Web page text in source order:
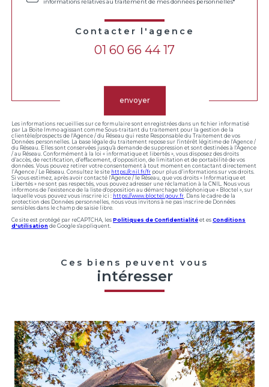
informations relatives au traitement de mes données personnelles*
Contacter l'agence
01 60 66 44 17
envoyer
Les informations recueillies sur ce formulaire sont enregistrées dans un fichier informatisé
par La Boite Immo agissant comme Sous-traitant du traitement pour la gestion de la
clientèle/prospects de l'Agence / du Réseau qui reste Responsable du Traitement de vos
Données personnelles. La base légale du traitement repose sur l'intérêt légitime de l'Agence /
du Réseau. Elles sont conservées jusqu'à demande de suppression et sont destinées à l'Agence
/ au Réseau. Conformément à la loi « informatique et libertés », vous disposez des droits
d’accès, de rectification, d’effacement, d’opposition, de limitation et de portabilité de vos
données. Vous pouvez retirer votre consentement à tout moment en contactant directement
l’Agence / Le Réseau. Consultez le site https://cnil.fr/fr pour plus d’informations sur vos droits.
Si vous estimez, après avoir contacté l'Agence / le Réseau, que vos droits « Informatique et
Libertés » ne sont pas respectés, vous pouvez adresser une réclamation à la CNIL. Nous vous
informons de l’existence de la liste d'opposition au démarchage téléphonique « Bloctel », sur
laquelle vous pouvez vous inscrire ici : https://www.bloctel.gouv.fr. Dans le cadre de la
protection des Données personnelles, nous vous invitons à ne pas inscrire de Données
sensibles dans le champ de saisie libre.
Ce site est protégé par reCAPTCHA, les Politiques de Confidentialité et es Conditions
d'utilisation de Google s'appliquent.
Ces biens peuvent vous
intéresser